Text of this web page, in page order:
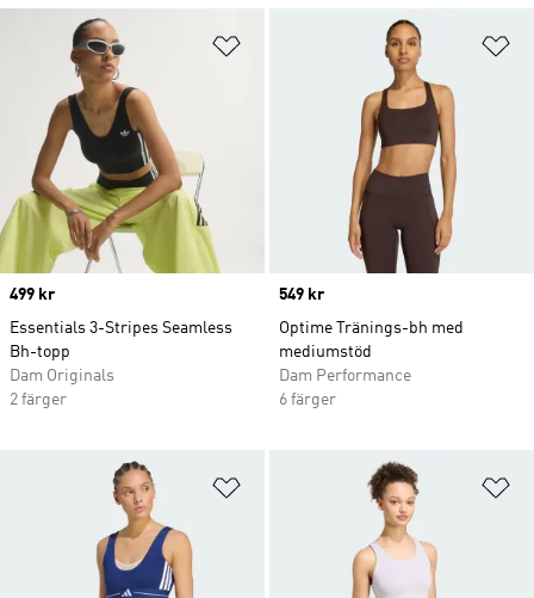
Lägg till på önskelistan
Price
499 kr
Essentials 3-Stripes Seamless
Bh-topp
Dam Originals
2 färger
Price
549 kr
Optime Tränings-bh med
mediumstöd
Dam Performance
6 färger
Lägg till på önskelistan